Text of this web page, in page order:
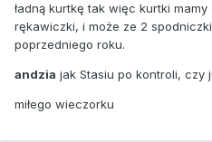
ładną kurtkę tak więc kurtki
rękawiczki, i może ze 2
poprzedniego roku.
andzia jak Stasiu po kontroli, czy
miłego wieczorku